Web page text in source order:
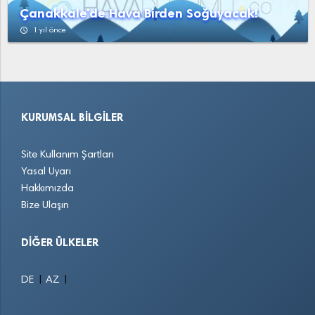
Çanakkale'de Hava Birden Soğuyacak!
access_time 1 yıl önce
KURUMSAL BILGILER
Site Kullanım Şartları
Yasal Uyarı
Hakkımızda
Bize Ulaşın
DIĞER ÜLKELER
DE AZ